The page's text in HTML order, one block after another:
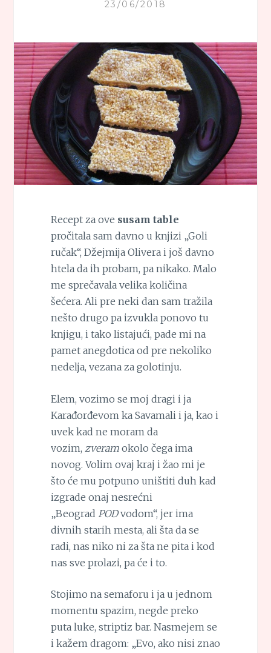
23/06/2018
Recept za ove susam table
pročitala sam davno u knjizi „Goli
ručak“, Džejmija Olivera i još davno
htela da ih probam, pa nikako. Malo
me sprečavala velika količina
šećera. Ali pre neki dan sam tražila
nešto drugo pa izvukla ponovo tu
knjigu, i tako listajući, pade mi na
pamet anegdotica od pre nekoliko
nedelja, vezana za golotinju.
Elem, vozimo se moj dragi i ja
Karađorđevom ka Savamali i ja, kao i
uvek kad ne moram da
vozim, zveramokolo čega ima
novog. Volim ovaj kraj i žao mi je
što će mu potpuno uništiti duh kad
izgrade onaj nesrećni
„Beograd PODvodom“, jer ima
divnih starih mesta, ali šta da se
radi, nas niko ni za šta ne pita i kod
nas sve prolazi, pa će i to.
Stojimo na semaforu i ja u jednom
momentu spazim, negde preko
puta luke, striptiz bar. Nasmejem se
i kažem dragom: „Evo, ako nisi znao